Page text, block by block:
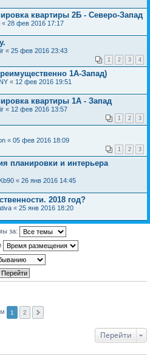
квартиры 2Б - Северо-Запад
« 28 фев 2016 17:17
« 25 фев 2016 23:43
1 2 3 4
1А-Запад)
« 12 фев 2016 19:51
квартиры 1А - Запад
« 12 фев 2016 13:57
1 2 3
« 05 фев 2016 18:09
1 2 3
планировки и интерьера
« 26 янв 2016 14:45
2018 год?
« 25 янв 2016 18:20
за:
1 2
Перейти